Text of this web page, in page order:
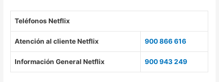
Teléfonos Netflix
Atención al cliente Netflix 900 866 616
Información General Netflix 900 943 249